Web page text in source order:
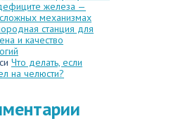
железа —
механизмах
станция для
и качество
Что делать, если
на челюсти?